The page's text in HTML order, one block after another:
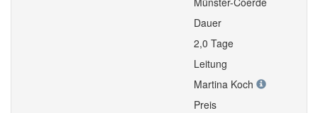
Dauer
2,0 Tage
Leitung
Martina Koch
Preis